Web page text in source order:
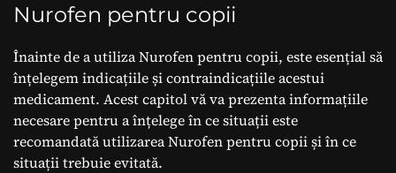
Nurofen pentru copii
Înainte de a utiliza Nurofen pentru copii, este esențial să
înțelegem indicațiile și contraindicațiile acestui
medicament. Acest capitol vă va prezenta informațiile
necesare pentru a înțelege în ce situații este
recomandată utilizarea Nurofen pentru copii și în ce
situații trebuie evitată.